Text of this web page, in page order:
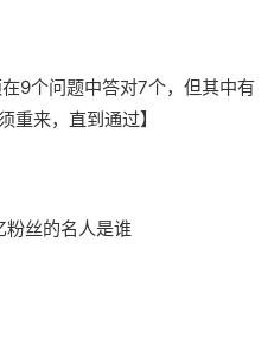
9个问题中答对7个，但其中有
重来，直到通过】
粉丝的名人是谁